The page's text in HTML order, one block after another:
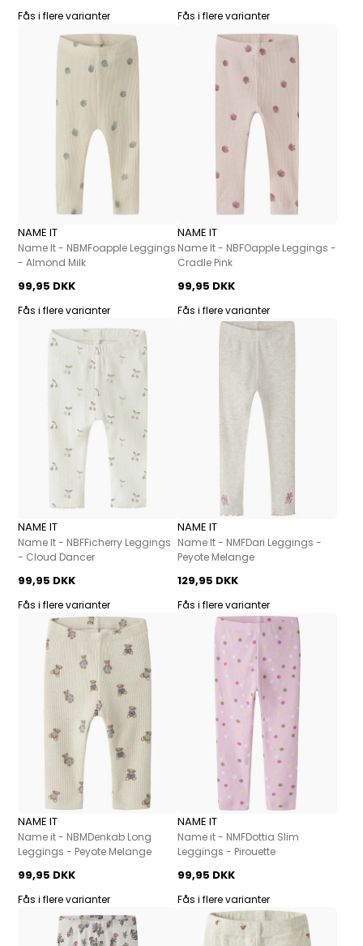
Fås i flere varianter Fås i flere varianter
NAME IT
Name It - NBMFoapple Leggings
- Almond Milk
99,95 DKK
Fås i flere varianter
NAME IT
Name It - NBFOapple Leggings -
Cradle Pink
99,95 DKK
Fås i flere varianter
NAME IT
Name It - NBFFicherry Leggings
- Cloud Dancer
99,95 DKK
Fås i flere varianter
NAME IT
Name It - NMFDari Leggings -
Peyote Melange
129,95 DKK
Fås i flere varianter
NAME IT
Name it - NBMDenkab Long
Leggings - Peyote Melange
99,95 DKK
Fås i flere varianter
NAME IT
Name it - NMFDottia Slim
Leggings - Pirouette
99,95 DKK
Fås i flere varianter